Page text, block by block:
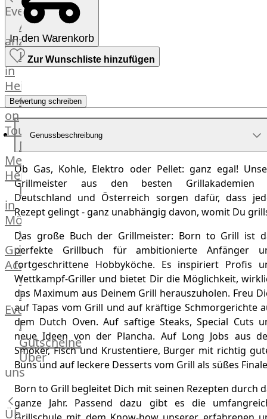
Grillgeräte
Beefer®
Gasgrills
Big
Green
Egg
Grill
Nesmuk
Berkel
Dry
Aging
Schrank
Bücher
Poster
Events
Alle
anzeigen
Fleischkompetenz
in
Heinsberg
OTTO
on
Tour
Männer
Metzger
Heinsberg
Markthalle
in
Mönchengladbach
Weber®
Grill
Academy
OTTO@Home
Individuelle
Events
Partner
Kalender
Gästehaus
Villa
Glanzstoff
Gutscheine
Über
uns
Über
In den Warenkorb
Zur Wunschliste hinzufügen
Bewertung schreiben
Genussbeschreibung
Ob Gas, Kohle, Elektro oder Pellet: ganz egal!
Grillmeister aus den besten Grillakademien
Deutschland und Österreich sorgen dafür, dass
Rezept gelingt - ganz unabhängig davon, womit Du
Das große Buch der Grillmeister: Born to Grill ist
perfekte Grillbuch für ambitionierte Anfänger
fortgeschrittene Hobbyköche. Es inspiriert Profis
Wettkampf-Griller und bietet Dir die Möglichkeit,
das Maximum aus Deinem Grill herauszuholen. Freu
auf Tapas vom Grill und auf kräftige Schmorgerichte
dem Dutch Oven. Auf saftige Steaks, Special Cuts
neue Ideen von der Plancha. Auf Long Jobs aus
Smoker, Fisch und Krustentiere, Burger mit richtig
Buns und auf leckere Desserts vom Grill als süßes
Born to Grill begleitet Dich mit seinen Rezepten durch
ganze Jahr. Passend dazu gibt es die